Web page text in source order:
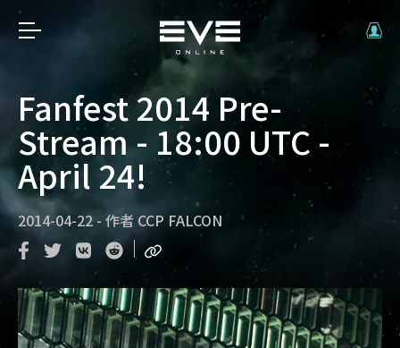
Fanfest 2014 Pre-
Stream - 18:00 UTC -
April 24!
2014-04-22 - 作者 CCP FALCON